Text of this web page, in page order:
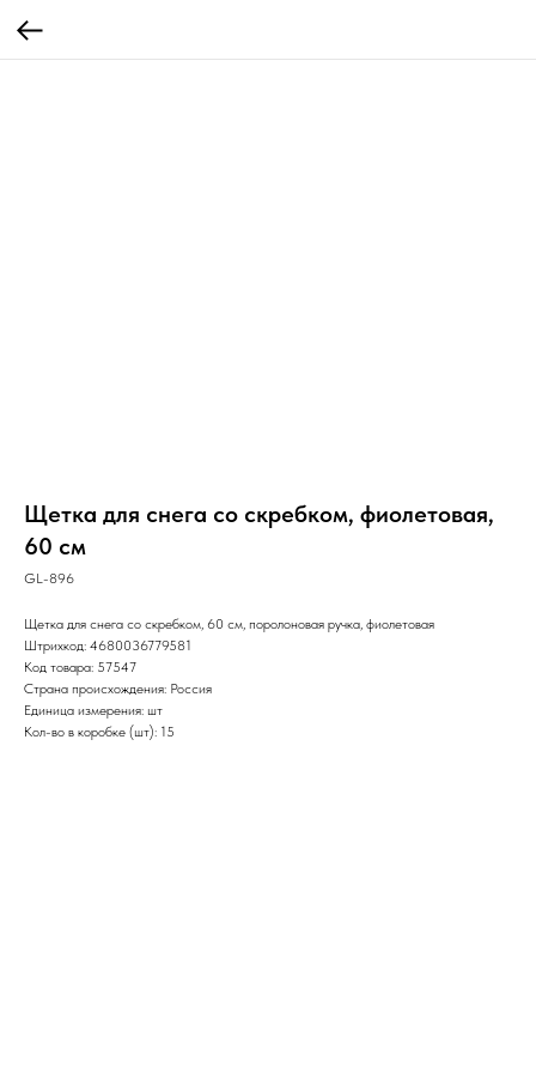
Щетка для снега со скребком, фиолетовая,
60 см
GL-896
Щетка для снега со скребком, 60 см, поролоновая ручка, фиолетовая
Штрихкод: 4680036779581
Код товара: 57547
Страна происхождения: Россия
Единица измерения: шт
Кол-во в коробке (шт): 15